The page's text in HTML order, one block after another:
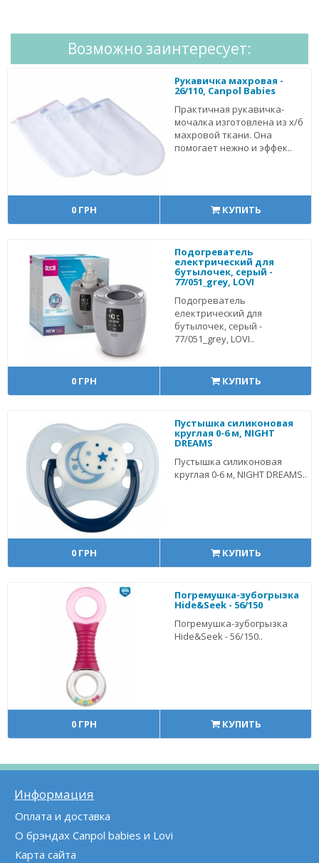
Возможно заинтересует:
Рукавичка махровая -
26/110, Canpol Babies
Практичная рукавичка-
мочалка изготовлена из х/б
махровой ткани. Она
помогает нежно и эффек..
0 ГРН КУПИТЬ
Подогреватель
електрический для
бутылочек, серый -
77/051_grey, LOVI
Подогреватель
електрический для
бутылочек, серый -
77/051_grey, LOVI..
0 ГРН КУПИТЬ
Пустышка силиконовая
круглая 0-6 м, NIGHT
DREAMS
Пустышка силиконовая
круглая 0-6 м, NIGHT DREAMS..
0 ГРН КУПИТЬ
Погремушка-зубогрызка
Hide&Seek - 56/150
Погремушка-зубогрызка
Hide&Seek - 56/150..
0 ГРН КУПИТЬ
Информация
Оплата и доставка
О брэндах Canpol babies и Lovi
Карта сайта